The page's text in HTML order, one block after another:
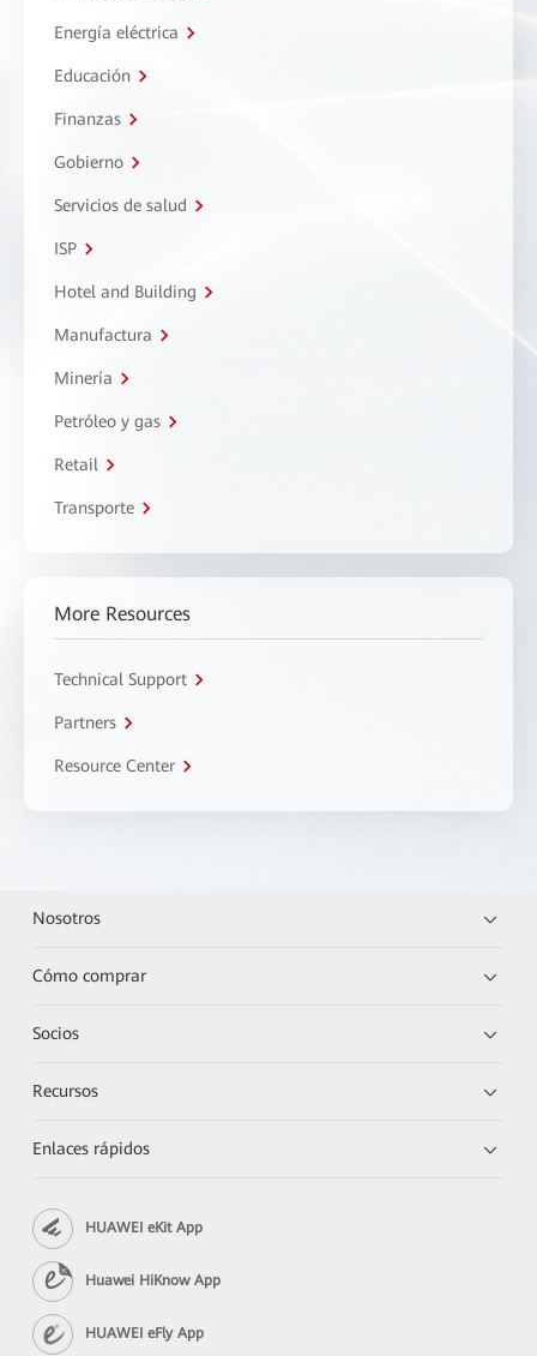
Energía eléctrica
Educación
Finanzas
Gobierno
Servicios de salud
ISP
Hotel and Building
Manufactura
Minería
Petróleo y gas
Retail
Transporte
More Resources
Technical Support
Partners
Resource Center
Nosotros
Cómo comprar
Socios
Recursos
Enlaces rápidos
HUAWEI eKit App
Huawei HiKnow App
HUAWEI eFly App